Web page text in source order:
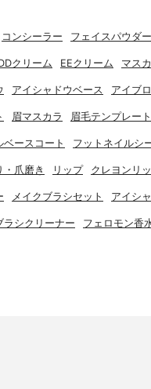
コンシーラー フェイスパウダー
クリーム EEクリーム マス
アイシャドウベース アイブ
眉マスカラ 眉毛テンプレート
ベースコート フットネイルシ
・爪磨き リップ クレヨンリ
メイクブラシセット アイシ
ラシクリーナー フェロモン香